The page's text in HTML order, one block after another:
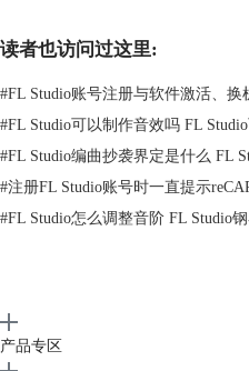
后，再次点击录音按钮停止录音。
二、FL Studio录音有高频噪音怎么
想要解决FL Studio录音有高频噪音
正前，检查一些硬件设备有没有问
1、首先，检查一下连接有没有受到
差。如果发现明明连接了却无法识
读者也访问过这里:
#FL Studio账号注册与软件激活、换
#FL Studio可以制作音效吗 FL
#FL Studio编曲抄袭界定是什么 FL
#注册FL Studio账号时一直提示
#FL Studio怎么调整音阶 FL Studio
产品专区